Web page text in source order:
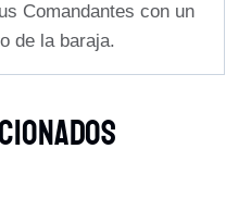
Comandantes con un
de la baraja.